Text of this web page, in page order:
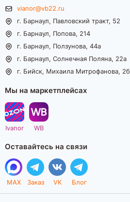
vianor@vb22.ru
г. Барнаул, Павловский тракт, 52
г. Барнаул, Попова, 214
г. Барнаул, Ползунова, 44а
г. Барнаул, Солнечная Поляна, 22а
г. Бийск, Михаила Митрофанова, 2б
Мы на маркетплейсах
Ivanor WB
Оставайтесь на связи
MAX Заказ VK Блог